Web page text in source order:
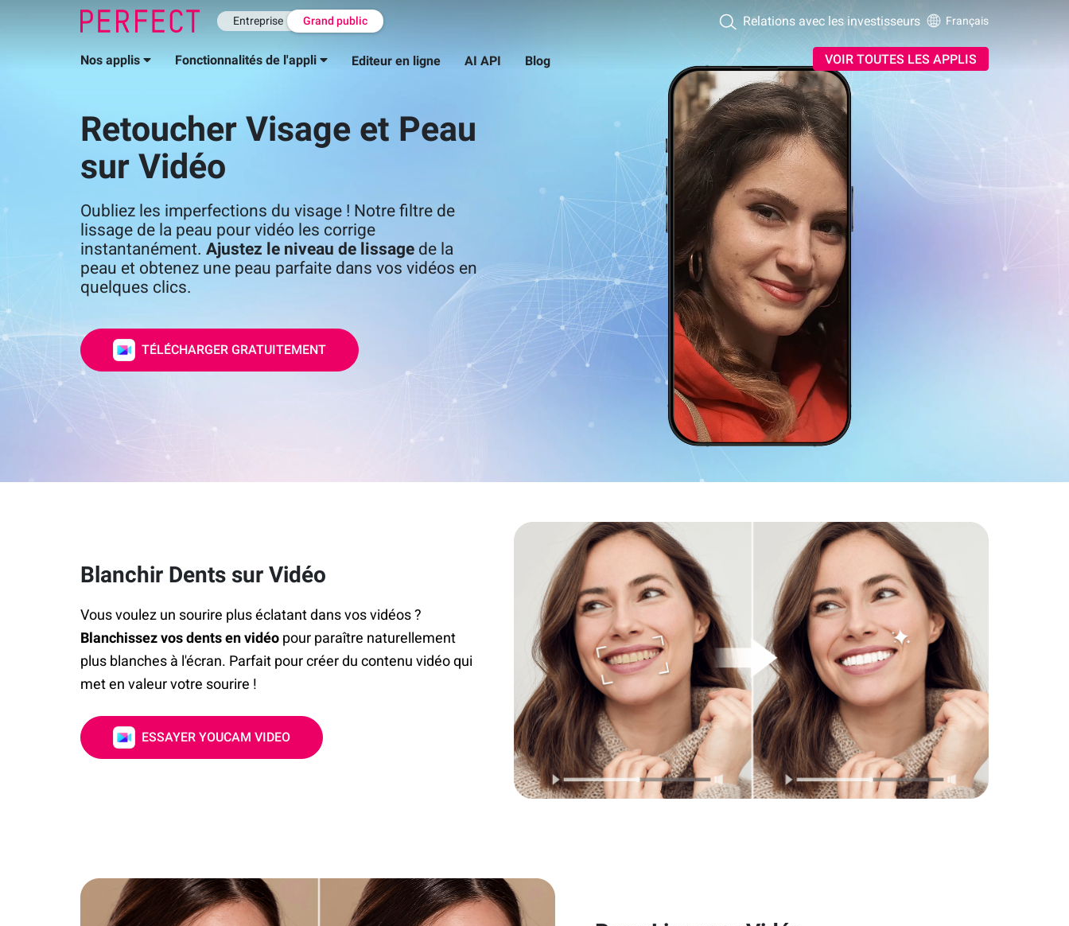
Entreprise Grand public Relations avec les investisseurs Français
Nos applis Fonctionnalités de l'appli Editeur en ligne AI API Blog VOIR TOUTES LES APPLIS
Retoucher Visage et Peau
sur Vidéo
Oubliez les imperfections du visage ! Notre filtre de
lissage de la peau pour vidéo les corrige
instantanément. Ajustez le niveau de lissagede la
peau et obtenez une peau parfaite dans vos vidéos en
quelques clics.
TÉLÉCHARGER GRATUITEMENT
Blanchir Dents sur Vidéo
Vous voulez un sourire plus éclatant dans vos vidéos ?
Blanchissez vos dents en vidéopour paraître naturellement
plus blanches à l'écran. Parfait pour créer du contenu vidéo qui
met en valeur votre sourire !
ESSAYER YOUCAM VIDEO